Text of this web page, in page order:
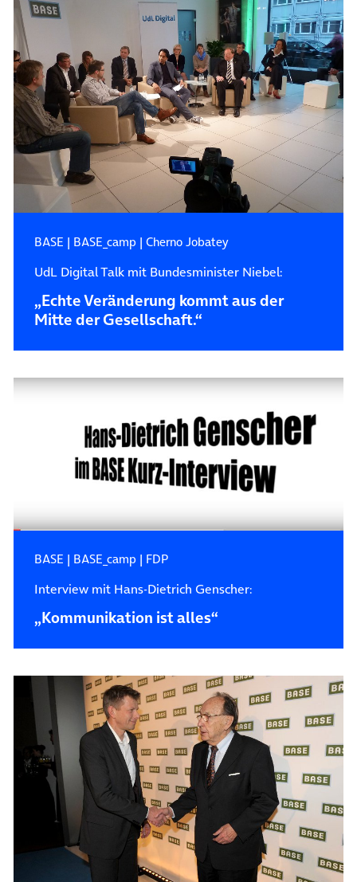
BASE | BASE_camp | Cherno Jobatey
UdL Digital Talk mit Bundesminister Niebel:
„Echte Veränderung kommt aus der
Mitte der Gesellschaft.“
BASE | BASE_camp | FDP
Interview mit Hans-Dietrich Genscher:
„Kommunikation ist alles“